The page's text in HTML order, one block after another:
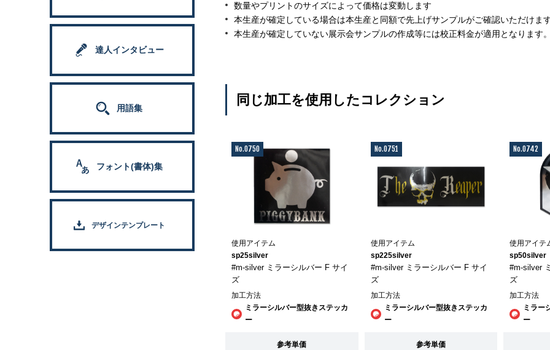
達人インタビュー
用語集
フォント(書体)集
デザインテンプレート
数量やプリントのサイズによって価格は変動します
本生産が確定している場合は本生産と同額で先上げサンプルがご確認いただけま
本生産が確定していない展示会サンプルの作成等には校正料金が適用となります
同じ加工を使用したコレクション
No.0750
使用アイテム
sp25silver
#m-silver ミラーシルバー F サイ
ズ
加工方法
ミラーシルバー型抜きステッカ
ー
参考単価
No.0751
使用アイテム
sp225silver
#m-silver ミラーシルバー F サイ
ズ
加工方法
ミラーシルバー型抜きステッカ
ー
参考単価
No.0742
使用アイテ
sp50silver
#m-silver
ズ
加工方法
ミラー
ー